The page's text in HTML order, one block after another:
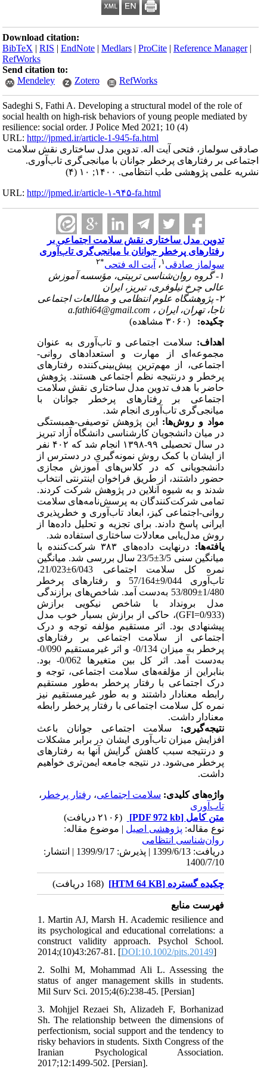
Download citation:
BibTeX |RIS |EndNote |Medlars |ProCite |Reference Manager
RefWorks
Send citation to:
Mendeley
Zotero RefWorks
Sadeghi S, Fathi A. Developing a structural model of the role of
social health on high-risk behaviors of young people mediated by
resilience: social order. J Police Med 2021; 10 (4)
URL:http://jpmed.ir/article-1-945-fa.html
صادقی سولماز، فتحی آیت اله. تدوین مدل ساختاری نقش سلامت
اجتماعی بر رفتارهای پرخطر جوانان با میانجی‌گری تاب‌آوری.
نشریه علمی پژوهشی طب انتظامی. ۱۴۰۰; ۱۰ (۴)
URL:http://jpmed.ir/article-۱-۹۴۵-fa.html
تدوین مدل ساختاری نقش سلامت اجتماعی بر
رفتارهای پرخطر جوانان با میانجی‌گری تاب‌آوری
سولماز صادقی ،آیت اله فتحی ۲
۱- گروه روان‌شناسی تربیتی، مؤسسه آموزش
عالی چرخ نیلوفری، تبریز، ایران
۲- پژوهشگاه علوم انتظامی و مطالعات اجتماعی
ناجا، تهران، ایران ، a.fathi64@gmail.com
چکیده:
اهداف:سلامت اجتماعی و تاب‌آوری به عنوان
مجموعه‌ای از مهارت و استعدادهای روانی-
اجتماعی، از مهم‌ترین پیش‌بینی‌کننده رفتارهای
پرخطر و درنتیجه نظم اجتماعی هستند. پژوهش
حاضر با هدف تدوین مدل ساختاری نقش سلامت
اجتماعی بر رفتارهای پرخطر جوانان با
میانجی‌گری تاب‌آوری انجام شد.
مواد وروش‌ها:این پژوهش توصیفی-همبستگی
در میان دانشجویان کارشناسی دانشگاه آزاد تبریز
در سال تحصیلی ۹۹-۱۳۹۸ انجام شد که ۴۰۲ نفر
از ایشان با کمک روش نمونه‌گیری در دسترس از
دانشجویانی که در کلاس‌های آموزش مجازی
حضور داشتند، از طریق فراخوان اینترنتی انتخاب
شدند و به شیوه آنلاین در پژوهش شرکت کردند.
تمامی شرکت‌کنندگان به پرسش‌نامه‌های سلامت
روانی-اجتماعی کیز، ابعاد تاب‌آوری و خطرپذیری
ایرانی پاسخ دادند. برای تجزیه و تحلیل داده‌ها از
روش مدل‌یابی معادلات ساختاری استفاده شد.
یافته‌ها:
درنهایت داده‌های ۳۸۳ شرکت‌کننده با
میانگین سنی 3/5±23/5 سال بررسی شد. میانگین
نمره کل سلامت اجتماعی 6/043±21/023،
تاب‌آوری 9/044±57/164 و رفتارهای پرخطر
1/480±53/809 به‌دست آمد. شاخص‌های برازندگی
مدل برونداد با شاخص نیکویی برازش
GFI)، حاکی از برازش بسیار خوب مدل
پیشنهادی بود. اثر مستقیم مؤلفه توجه و درک
اجتماعی از سلامت اجتماعی بر رفتارهای
پرخطر به میزان 0/134- و اثر غیرمستقیم 0/090-
به‌دست آمد. اثر کل بین متغیرها 0/062- بود.
بنابراین از مؤلفه‌های سلامت اجتماعی، توجه و
درک اجتماعی با رفتار پرخطر به‌طور مستقیم
رابطه معنادار داشتند و به طور غیرمستقیم نیز
نمره کل سلامت اجتماعی با رفتار پرخطر رابطه
معنادار داشت.
نتیجه‌گیری:سلامت اجتماعی جوانان باعث
افزایش میزان تاب‌آوری ایشان در برابر مشکلات
و درنتیجه سبب کاهش گرایش آنها به رفتارهای
پرخطر می‌شود. در نتیجه جامعه ایمن‌تری خواهیم
داشت.
واژه‌های کلیدی:سلامت اجتماعی،رفتار پرخطر،
تاب‌آوری
متن کامل[PDF 972 kb]
نوع مقاله:پژوهشی اصيل| موضوع مقاله:
روان‌شناسی انتظامی
دریافت: 1399/6/13 | پذیرش: 1399/9/17 | انتشار:
1400/7/10
چکیده گسترده [HTM 64 KB] (168 دریافت)
فهرست منابع
1. Martin AJ, Marsh H. Academic resilience and
its psychological and educational correlations: a
construct validity approach. Psychol School.
2014;(10)43:267-81. [DOI:10.1002/pits.20149
2. Solhi M, Mohammad Ali L. Assessing the
status of anger management skills in students.
Mil Surv Sci. 2015;4(6):238-45. [Persian]
3. Mohjjel Rezaei Sh, Alizadeh F, Borhanizad
Sh. The relationship between the dimensions of
perfectionism, social support and the tendency to
risky behaviors in students. Sixth Congress of the
Iranian Psychological Association.
2017;12:1499-502. [Persian].